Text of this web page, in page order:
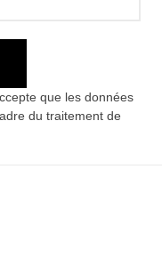
que les données
du traitement de